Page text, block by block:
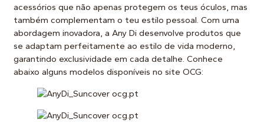
acessórios que não apenas protegem os teus óculos, mas
também complementam o teu estilo pessoal. Com uma
abordagem inovadora, a Any Di desenvolve produtos que
se adaptam perfeitamente ao estilo de vida moderno,
garantindo exclusividade em cada detalhe. Conhece
abaixo alguns modelos disponíveis no site OCG: